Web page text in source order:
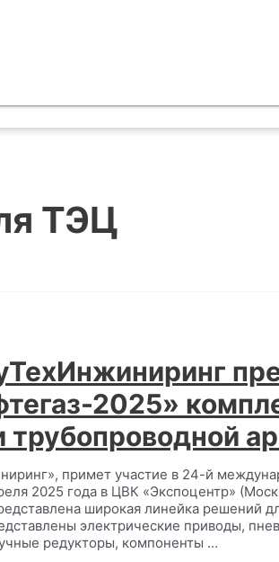
ТЭЦ
2025»
трубопроводной
примет участие в 24-й
2025 года в ЦВК «Экспоцентр»
широкая линейка решений
электрические приводы,
редукторы, компоненты …